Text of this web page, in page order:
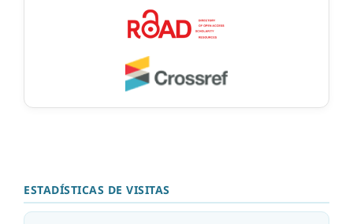
ESTADÍSTICAS DE VISITAS